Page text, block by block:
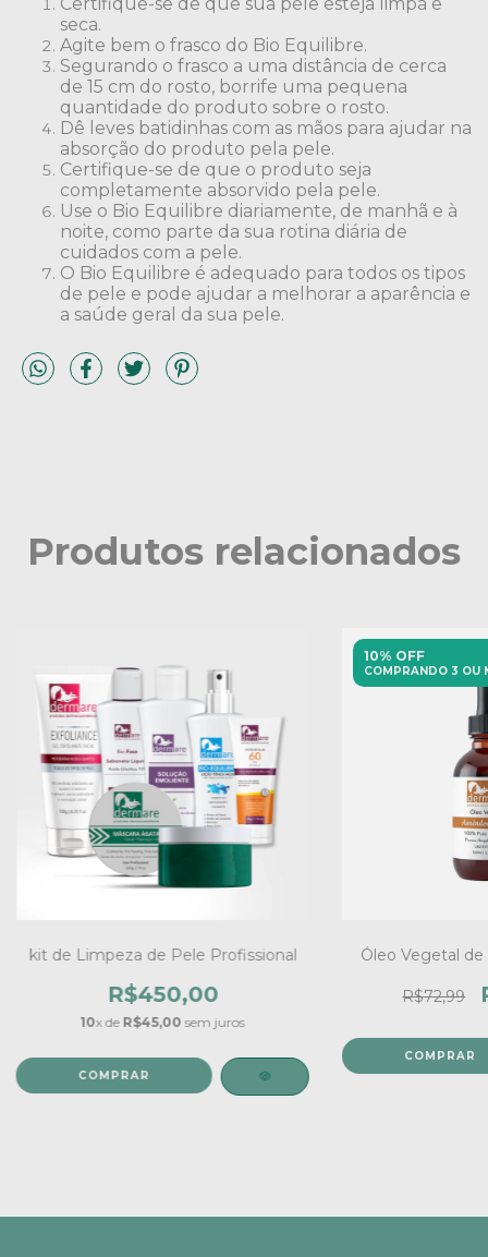
Certifique-se de que sua pele esteja limpa e
seca.
Agite bem o frasco do Bio Equilibre.
Segurando o frasco a uma distância de cerca
de 15 cm do rosto, borrife uma pequena
quantidade do produto sobre o rosto.
Dê leves batidinhas com as mãos para ajudar na
absorção do produto pela pele.
Certifique-se de que o produto seja
completamente absorvido pela pele.
Use o Bio Equilibre diariamente, de manhã e à
noite, como parte da sua rotina diária de
cuidados com a pele.
O Bio Equilibre é adequado para todos os tipos
de pele e pode ajudar a melhorar a aparência e
a saúde geral da sua pele.
Produtos relacionados
kit de Limpeza de Pele Profissional
R$450,00
10x de R$45,00 sem juros
10% OFF
COMPRANDO 3 OU
Óleo Vegetal
R$72,99